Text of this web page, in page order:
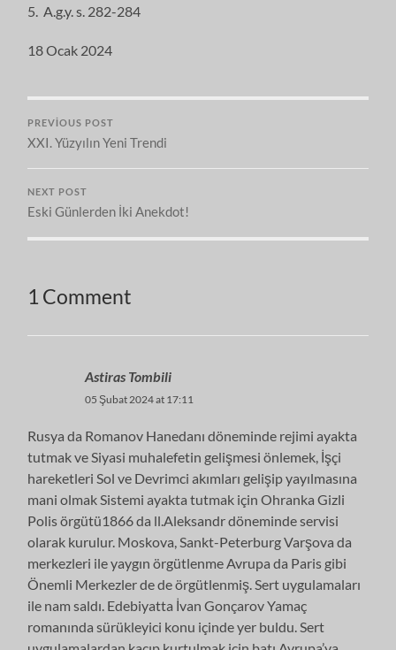
5. A.g.y. s. 282-284
18 Ocak 2024
PREVIOUS POST
XXI. Yüzyılın Yeni Trendi
NEXT POST
Eski Günlerden İki Anekdot!
1 Comment
Astiras Tombili
05 Şubat 2024 at 17:11
Rusya da Romanov Hanedanı döneminde rejimi ayakta
tutmak ve Siyasi muhalefetin gelişmesi önlemek, İşçi
hareketleri Sol ve Devrimci akımları gelişip yayılmasına
mani olmak Sistemi ayakta tutmak için Ohranka Gizli
Polis örgütü1866 da ll.Aleksandr döneminde servisi
olarak kurulur. Moskova, Sankt-Peterburg Varşova da
merkezleri ile yaygın örgütlenme Avrupa da Paris gibi
Önemli Merkezler de de örgütlenmiş. Sert uygulamaları
ile nam saldı. Edebiyatta İvan Gonçarov Yamaç
romanında sürükleyici konu içinde yer buldu. Sert